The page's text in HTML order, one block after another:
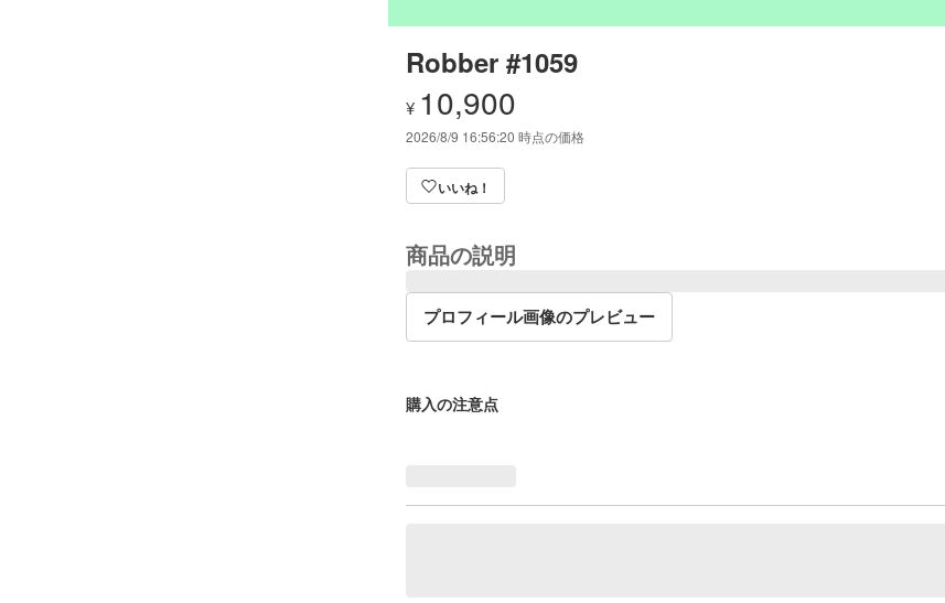
Robber #1059
¥ 10,900
2026/8/9 16:56:20 時点の価格
いいね！
商品の説明
プロフィール画像のプレビュー
購入の注意点